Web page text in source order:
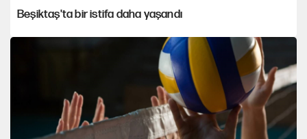
Beşiktaş'ta bir istifa daha yaşandı